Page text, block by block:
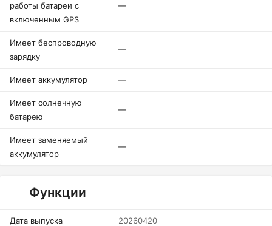
работы батареи с
включенным GPS
—
Имеет беспроводную
зарядку
—
Имеет аккумулятор —
Имеет солнечную
батарею
—
Имеет заменяемый
аккумулятор
—
Функции
Дата выпуска 20260420